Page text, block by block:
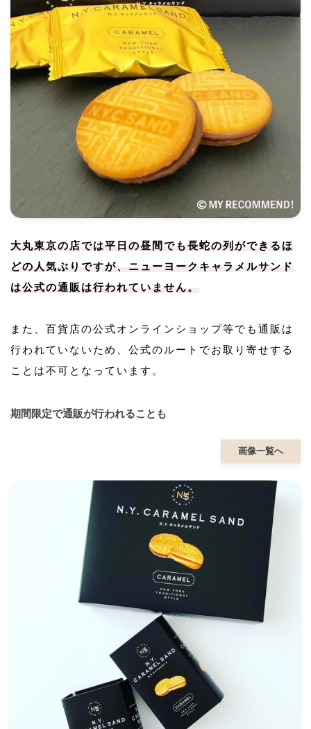
大丸東京の店では平日の昼間でも長蛇の列ができるほ
どの人気ぶりですが、ニューヨークキャラメルサンド
は公式の通販は行われていません。
また、百貨店の公式オンラインショップ等でも通販は
行われていないため、公式のルートでお取り寄せする
ことは不可となっています。
期間限定で通販が行われることも
画像一覧へ